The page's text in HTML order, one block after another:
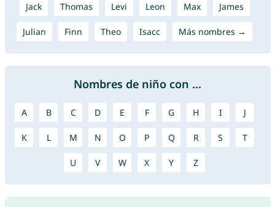
Jack Thomas Levi Leon Max James
Julian Finn Theo Isacc Más nombres →
Nombres de niño con ...
A B C D E F G H I J
K L M N O P Q R S T
U V W X Y Z